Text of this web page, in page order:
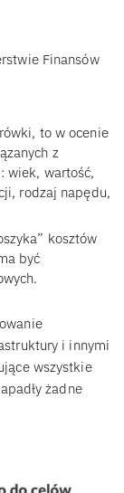
Finansów
to w ocenie
z
wiek, wartość,
rodzaj napędu,
kosztów
być
i innymi
wszystkie
żadne